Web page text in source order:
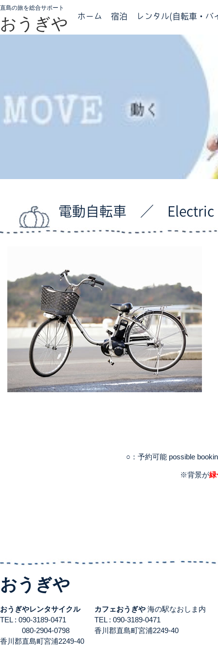
直島の旅を総合サポート
おうぎや ホーム 宿泊 レンタル(自転車・バ
電動自転車 ／
○：予約可能 possible
※背景が緑
おうぎや
おうぎやレンタサイクル
TEL : 090-3189-0471
080-2904-0798
香川郡直島町宮浦2249-40
カフェおうぎや 海の駅なおしま内
TEL : 090-3189-0471
香川郡直島町宮浦2249-40